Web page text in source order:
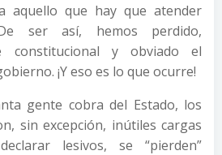
aquello que hay que atender
ser así, hemos perdido,
constitucional y obviado el
¡Y eso es lo que ocurre!
gente cobra del Estado, los
sin excepción, inútiles cargas
lesivos, se “pierden”